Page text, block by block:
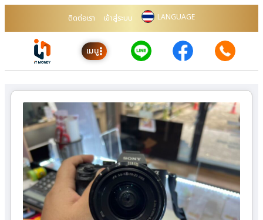
ติดต่อเรา เข้าสู่ระบบ LANGUAGE
เมนู